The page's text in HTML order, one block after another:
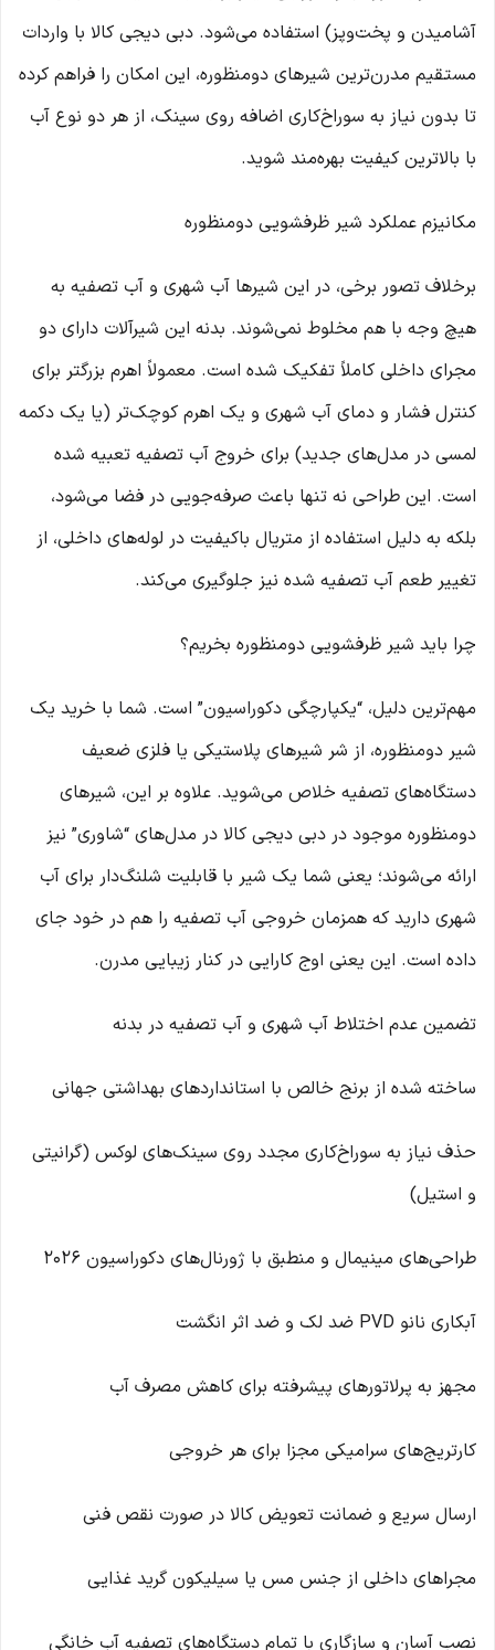
آشامیدن و پخت‌وپز) استفاده می‌شود. دبی دیجی کالا با واردات
مستقیم مدرن‌ترین شیرهای دومنظوره، این امکان را فراهم کرده
تا بدون نیاز به سوراخ‌کاری اضافه روی سینک، از هر دو نوع آب
با بالاترین کیفیت بهره‌مند شوید.
مکانیزم عملکرد شیر ظرفشویی دومنظوره
برخلاف تصور برخی، در این شیرها آب شهری و آب تصفیه به
هیچ وجه با هم مخلوط نمی‌شوند. بدنه این شیرآلات دارای دو
مجرای داخلی کاملاً تفکیک شده است. معمولاً اهرم بزرگتر برای
کنترل فشار و دمای آب شهری و یک اهرم کوچک‌تر (یا یک دکمه
لمسی در مدل‌های جدید) برای خروج آب تصفیه تعبیه شده
است. این طراحی نه تنها باعث صرفه‌جویی در فضا می‌شود،
بلکه به دلیل استفاده از متریال باکیفیت در لوله‌های داخلی، از
تغییر طعم آب تصفیه شده نیز جلوگیری می‌کند.
چرا باید شیر ظرفشویی دومنظوره بخریم؟
مهم‌ترین دلیل، “یکپارچگی دکوراسیون” است. شما با خرید یک
شیر دومنظوره، از شر شیرهای پلاستیکی یا فلزی ضعیف
دستگاه‌های تصفیه خلاص می‌شوید. علاوه بر این، شیرهای
دومنظوره موجود در دبی دیجی کالا در مدل‌های “شاوری” نیز
ارائه می‌شوند؛ یعنی شما یک شیر با قابلیت شلنگ‌دار برای آب
شهری دارید که همزمان خروجی آب تصفیه را هم در خود جای
داده است. این یعنی اوج کارایی در کنار زیبایی مدرن.
تضمین عدم اختلاط آب شهری و آب تصفیه در بدنه
ساخته شده از برنج خالص با استانداردهای بهداشتی جهانی
حذف نیاز به سوراخ‌کاری مجدد روی سینک‌های لوکس (گرانیتی
و استیل)
طراحی‌های مینیمال و منطبق با ژورنال‌های دکوراسیون ۲۰۲۶
آبکاری نانو PVD ضد لک و ضد اثر انگشت
مجهز به پرلاتورهای پیشرفته برای کاهش مصرف آب
کارتریج‌های سرامیکی مجزا برای هر خروجی
ارسال سریع و ضمانت تعویض کالا در صورت نقص فنی
مجراهای داخلی از جنس مس یا سیلیکون گرید غذایی
نصب آسان و سازگاری با تمام دستگاه‌های تصفیه آب خانگی